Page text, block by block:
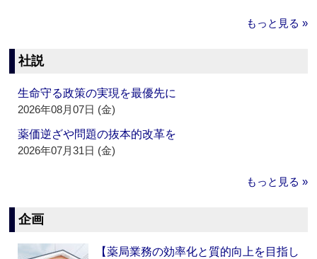
もっと見る »
社説
生命守る政策の実現を最優先に
2026年08月07日 (金)
薬価逆ざや問題の抜本的改革を
2026年07月31日 (金)
もっと見る »
企画
【薬局業務の効率化と質的向上を目指し